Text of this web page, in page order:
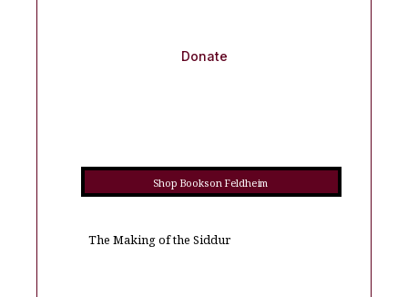
Donate
Shop Books on Feldheim
The Making of the Siddur